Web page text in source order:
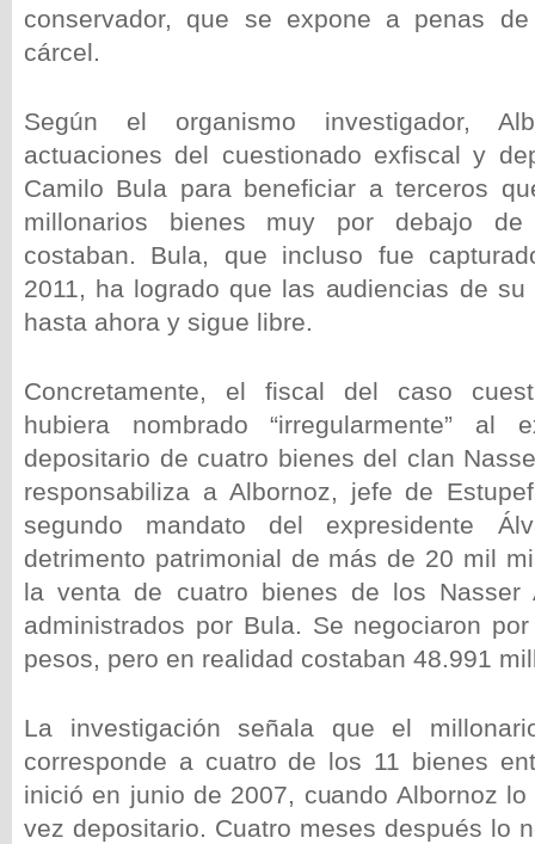
conservador, que se expone a penas
cárcel.
Según el organismo investigador,
actuaciones del cuestionado exfiscal y
Camilo Bula para beneficiar a terceros
millonarios bienes muy por debajo
costaban. Bula, que incluso fue
2011, ha logrado que las audiencias de
hasta ahora y sigue libre.
Concretamente, el fiscal del caso
hubiera nombrado “irregularmente” al
depositario de cuatro bienes del clan
responsabiliza a Albornoz, jefe de
segundo mandato del expresidente
detrimento patrimonial de más de 20 mil
la venta de cuatro bienes de los Nasser
administrados por Bula. Se negociaron
pesos, pero en realidad costaban 48.991
La investigación señala que el
corresponde a cuatro de los 11 bienes
inició en junio de 2007, cuando Albornoz
vez depositario. Cuatro meses después lo